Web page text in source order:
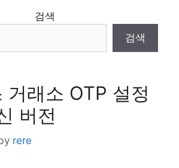
검색
검색
거래소 OTP 설정
버전
rere